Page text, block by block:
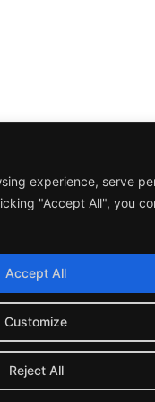
experience, serve
"Accept All", you
Customize
Reject All
Accept All